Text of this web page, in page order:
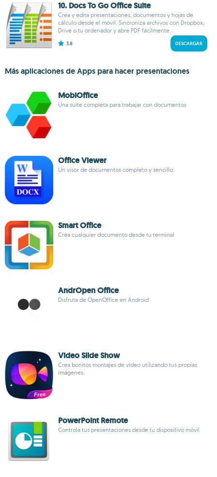
10. Docs To Go Office Suite
Crea y edita presentaciones, documentos y hojas de
cálculo desde el móvil. Sincroniza archivos con Dropbox,
Drive o tu ordenador y abre PDF fácilmente...
3.8 DESCARGAR
Más aplicaciones de Apps para hacer presentaciones
MobiOffice
Una suite completa para trabajar con documentos
Office Viewer
Un visor de documentos completo y sencillo
Smart Office
Crea cualquier documento desde tu terminal
AndrOpen Office
Disfruta de OpenOffice en Android
Video Slide Show
Crea bonitos montajes de vídeo utilizando tus propias
imágenes
PowerPoint Remote
Controla tus presentaciones desde tu dispositivo móvil